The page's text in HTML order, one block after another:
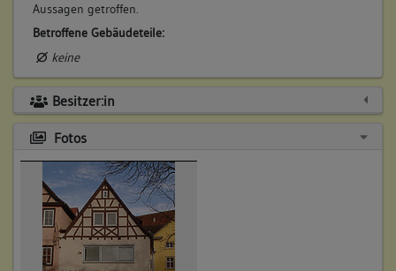
Aussagen getroffen.
Betroffene Gebäudeteile:
keine
Besitzer:in
Fotos